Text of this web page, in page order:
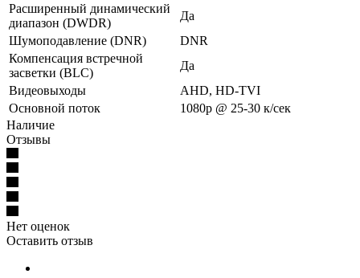
Расширенный динамический
диапазон (DWDR)
Да
Шумоподавление (DNR)
DNR
Компенсация встречной
засветки (BLC)
Да
Видеовыходы
AHD, HD-TVI
Основной поток
1080p @ 25-30 к/сек
Наличие
Отзывы
Нет оценок
Оставить отзыв